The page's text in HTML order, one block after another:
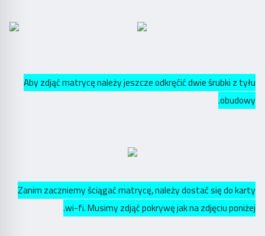
Aby zdjąć matrycę należy jeszcze odkręćić dwie śrubki z tyłu
obudowy.
Zanim zaczniemy ściągać matrycę, należy dostać się do karty
wi-fi. Musimy zdjąć pokrywę jak na zdjęciu poniżej.